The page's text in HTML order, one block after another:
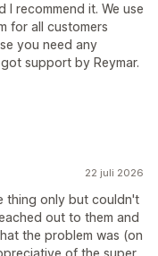
recommend it. We use
for all customers
you need any
support by Reymar.
22 juli 2026
thing only but couldn't
out to them and
the problem was (on